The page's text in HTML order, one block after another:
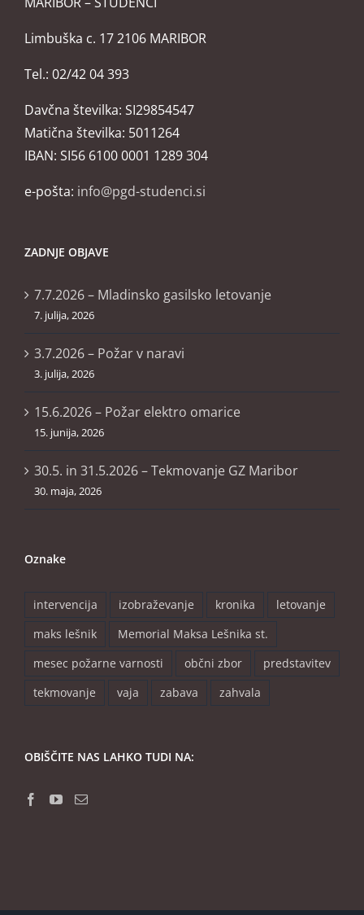
Limbuška c. 17 2106 MARIBOR
Tel.: 02/42 04 393
Davčna številka: SI29854547
Matična številka: 5011264
IBAN: SI56 6100 0001 1289 304
e-pošta: info@pgd-studenci.si
ZADNJE OBJAVE
7.7.2026 – Mladinsko gasilsko letovanje
7. julija, 2026
3.7.2026 – Požar v naravi
3. julija, 2026
15.6.2026 – Požar elektro omarice
15. junija, 2026
30.5. in 31.5.2026 – Tekmovanje GZ Maribor
30. maja, 2026
Oznake
intervencija izobraževanje kronika
letovanje
maks lešnik
Memorial Maksa Lešnika st.
mesec požarne varnosti
občni zbor
predstavitev
tekmovanje
vaja zabava zahvala
OBIŠČITE NAS LAHKO TUDI NA: